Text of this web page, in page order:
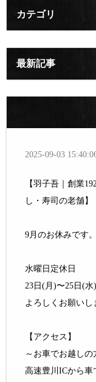
カテゴリ
最新記事
2025-09-03
【羽子吾｜創業
し・寿司の老舗】
9月のお休みです。
水曜日定休日
23日(月)〜25日(水
よろしくお願いし
【アクセス】
～お車でお越しの
高速豊川ICから車